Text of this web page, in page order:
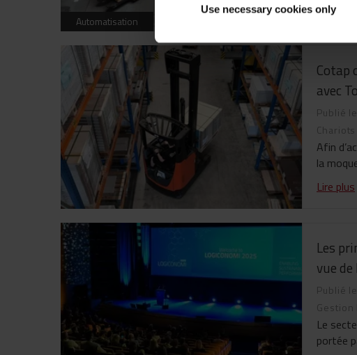
Use necessary cookies only
Automatisation
Lire plus
Cotap
avec
Publié
Afin
la
Lire plus
Les
vue
Publié
Gestion
Le
portée